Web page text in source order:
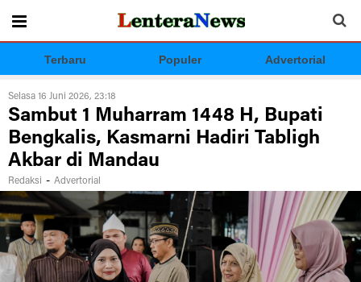
Terbaru Populer Advertorial
Selasa 16 Juni 2026, 23:18
Sambut 1 Muharram 1448 H, Bupati
Bengkalis, Kasmarni Hadiri Tabligh
Akbar di Mandau
Redaksi - Advertorial